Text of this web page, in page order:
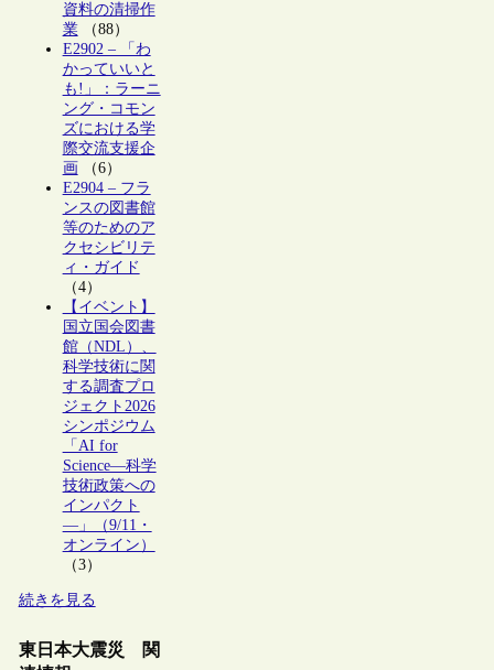
資料の清掃作
業（88）
E2902 – 「わ
かっていいと
も!」：ラーニ
ング・コモン
ズにおける学
際交流支援企
画 （6）
E2904 – フラ
ンスの図書館
等のためのア
クセシビリテ
ィ・ガイド
（4）
【イベント】
国立国会図書
館（NDL）、
科学技術に関
する調査プロ
ジェクト2026
シンポジウム
「AI for
Science―科学
技術政策への
インパクト
―」（9/11・
オンライン）
（3）
続きを見る
東日本大震災 関